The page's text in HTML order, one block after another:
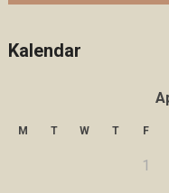
Kalendar
M T W T F
1